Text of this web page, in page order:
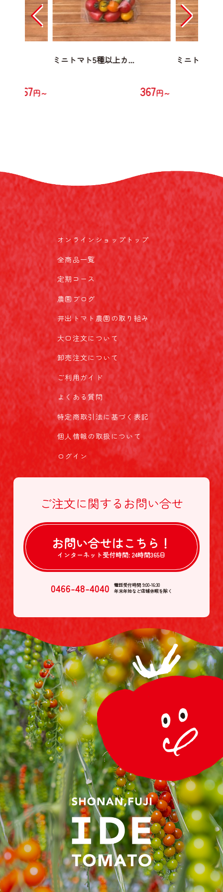
367円～
ミニトマト5種以上カ...
367円～
ミニトマト5
オンラインショップトップ
全商品一覧
定期コース
農園ブログ
井出トマト農園の取り組み
大口注文について
卸売注文について
ご利用ガイド
よくある質問
特定商取引法に基づく表記
個人情報の取扱について
ログイン
ご注文に関する お問い合せ
お問い合せはこちら！
インターネット受付時間: 24時間365日
0466-48-4040
電話受付時間 9:00-16:30
年末年始など店舗休暇を除く